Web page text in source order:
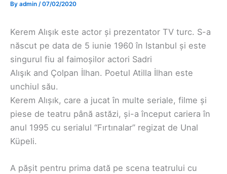
By admin /07/02/2020
Kerem Alışık este actor și prezentator TV turc. S-a
născut pe data de 5 iunie 1960 în Istanbul și este
singurul fiu al faimoșilor actori Sadri
Alışık and Çolpan İlhan. Poetul Atilla İlhan este
unchiul său.
Kerem Alıșık, care a jucat în multe seriale, filme și
piese de teatru până astăzi, și-a început cariera în
anul 1995 cu serialul “Fırtınalar” regizat de Unal
Küpeli.
A pășit pentru prima dată pe scena teatrului cu